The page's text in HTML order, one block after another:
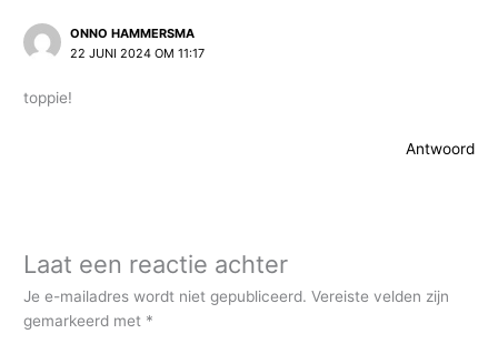
ONNO HAMMERSMA
22 JUNI 2024 OM 11:17
toppie!
Antwoord
Laat een reactie achter
Je e-mailadres wordt niet gepubliceerd. Vereiste velden zijn
gemarkeerd met *